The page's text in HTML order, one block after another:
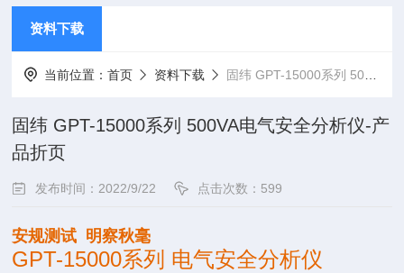
资料下载
当前位置：首页 资料下载 固纬 GPT-15000系列 500VA电气安全分析仪-产品折页
固纬 GPT-15000系列 500VA电气安全分析仪-产
品折页
发布时间：2022/9/22 点击次数：599
安规测试 明察秋毫
GPT-15000系列 电气安全分析仪